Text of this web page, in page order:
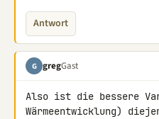
Antwort
G gregGast
Also ist die bessere
Wärmeentwicklung)